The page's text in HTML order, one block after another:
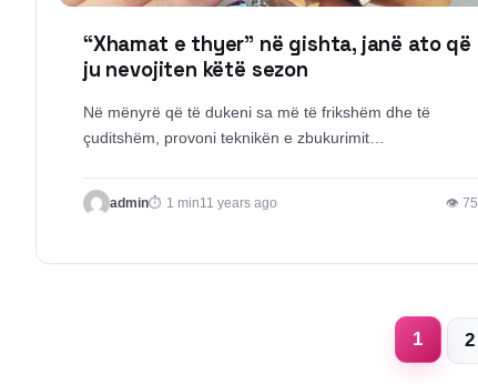
“Xhamat e thyer” në gishta, janë ato që
ju nevojiten këtë sezon
Në mënyrë që të dukeni sa më të frikshëm dhe të
çuditshëm, provoni teknikën e zbukurimit…
admin 1 min11 years ago 👁 75
1 2